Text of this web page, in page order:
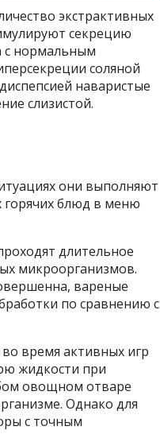
экстрактивных
секрецию
с нормальным
соляной
наваристые
слизистой.
они выполняют
горячих блюд в меню
длительное
микроорганизмов.
вареные
по сравнению с
время активных игр
жидкости при
овощном отваре
Однако для
с точным